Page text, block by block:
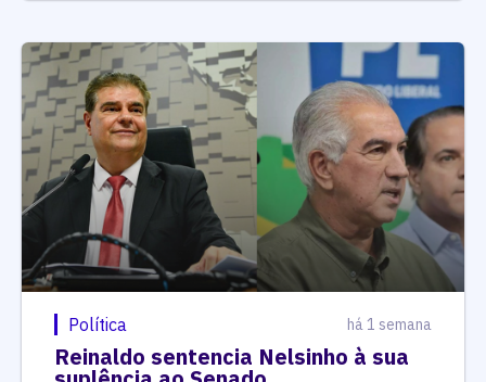
Política há 1 semana
Reinaldo sentencia Nelsinho à sua